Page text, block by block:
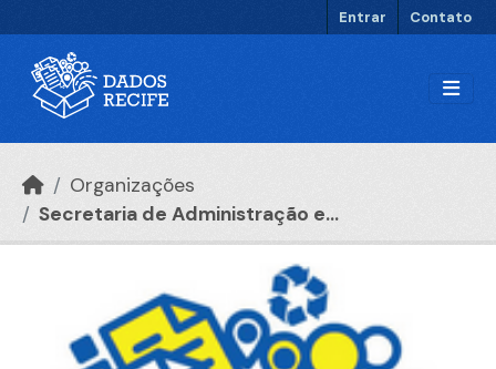
Entrar Contato
Organizações
Secretaria de Administração e...